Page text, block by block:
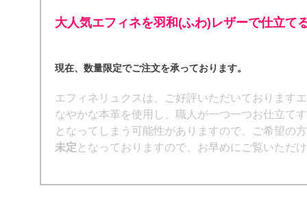
大人気エフィネを羽和(ふわ)レザーで仕立て
現在、数量限定でご注文を承っております。
エフィネリュクスは、ご好評いただいております
なやかな本革を使用し、職人が一つ一つお仕立て
となってしまう可能性がありますので、ご希望の
未定 となっておりますので、お早めにご覧いただ